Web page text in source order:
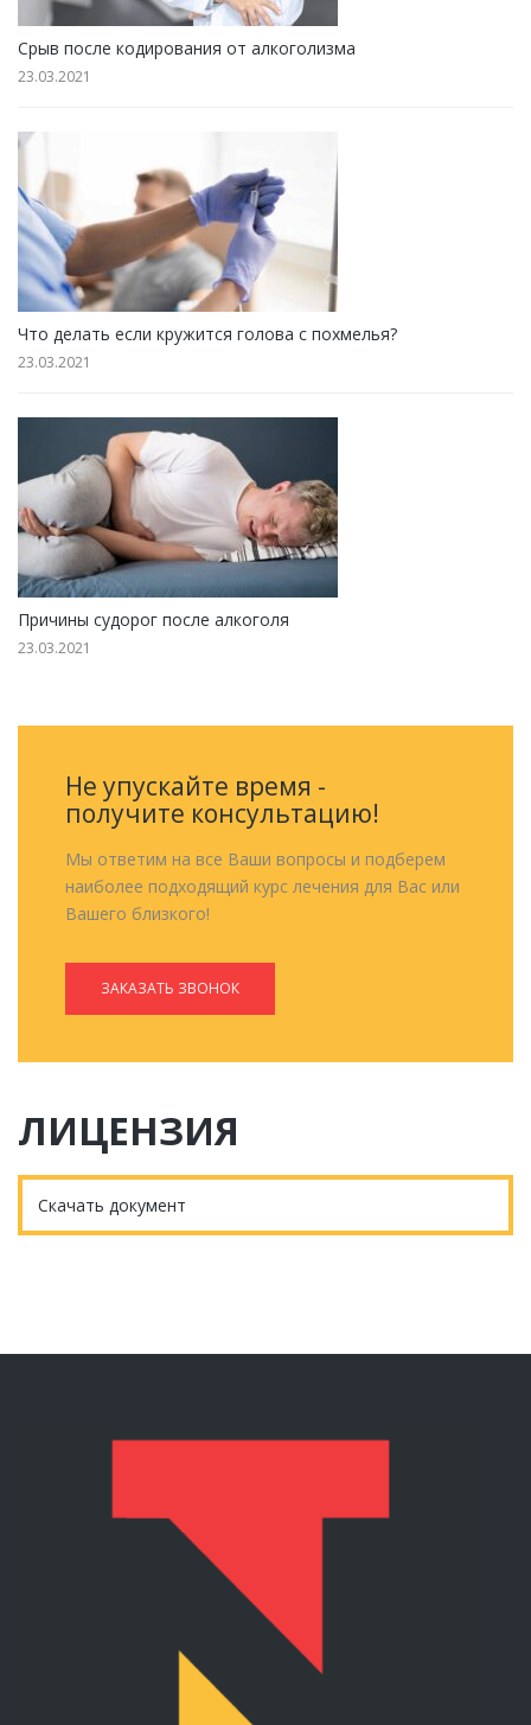
Срыв после кодирования от алкоголизма
23.03.2021
Что делать если кружится голова с похмелья?
23.03.2021
Причины судорог после алкоголя
23.03.2021
Не упускайте время -
получите консультацию!
Мы ответим на все Ваши вопросы и подберем
наиболее подходящий курс лечения для Вас или
Вашего близкого!
ЗАКАЗАТЬ ЗВОНОК
ЛИЦЕНЗИЯ
Скачать документ